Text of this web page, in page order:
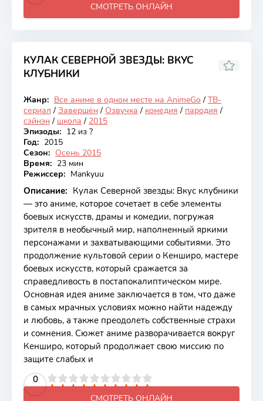
СМОТРЕТЬ ОНЛАЙН
КУЛАК СЕВЕРНОЙ ЗВЕЗДЫ: ВКУС
КЛУБНИКИ
Закончен
Жанр: Все аниме в одном месте на AnimeGo / ТВ-
сериал / Завершён / Озвучка / комедия / пародия /
сэйнэн / школа / 2015
Эпизоды: 12 из ?
Год: 2015
Сезон: Осень 2015
Время: 23 мин
Режиссер: Mankyuu
Описание: Кулак Северной звезды: Вкус клубники
— это аниме, которое сочетает в себе элементы
боевых искусств, драмы и комедии, погружая
зрителя в необычный мир, наполненный яркими
персонажами и захватывающими событиями. Это
продолжение культовой серии о Кенширо, мастере
боевых искусств, который сражается за
справедливость в постапокалиптическом мире.
Основная идея аниме заключается в том, что даже
в самых мрачных условиях можно найти надежду
и любовь, а также преодолеть собственные страхи
и сомнения. Сюжет аниме разворачивается вокруг
Кенширо, который продолжает свою миссию по
защите слабых и
0
4 5 6 7 8 9 10
СМОТРЕТЬ ОНЛАЙН